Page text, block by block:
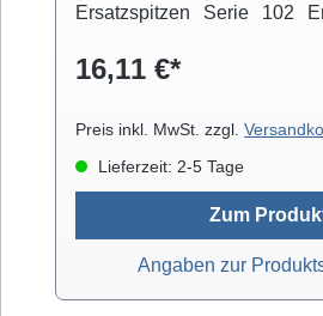
Ersatzspitzen Serie 102 Ersatzspitzen mit
Anwendung BR-102S Ø 2,5x 10,0 mm Für
BR-102 Ø 4,3x 14,0 mm Für den feinen und
punktgenauen Auftrag. BR-102T Ø 5,2x 18,0
flächigen Auftrag. Ersatzspitzen mit fester
Filzspitze Typ Filzspitze Anwendung BR-
102B Ø 4,5x 9,5 mm Für den feinen und
16,11 €*
Preis inkl. MwSt. zzgl.
Lieferzeit: 2-5 Tage
Zum
Angaben zur